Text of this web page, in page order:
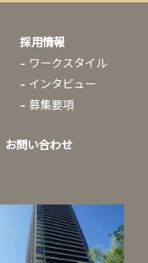
採用情報
ワークスタイル
インタビュー
募集要項
お問い合わせ